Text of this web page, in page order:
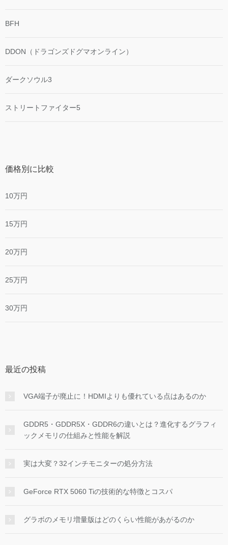
BFH
DDON（ドラゴンズドグマオンライン）
ダークソウル3
ストリートファイター5
価格別に比較
10万円
15万円
20万円
25万円
30万円
最近の投稿
VGA端子が廃止に！HDMIよりも優れている点はあるのか
GDDR5・GDDR5X・GDDR6の違いとは？進化するグラフィ
ックメモリの仕組みと性能を解説
実は大変？32インチモニターの処分方法
GeForce RTX 5060 Tiの技術的な特徴とコスパ
グラボのメモリ増量版はどのくらい性能があがるのか